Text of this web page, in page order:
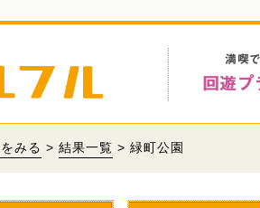
みる > 結果一覧 > 緑町公園